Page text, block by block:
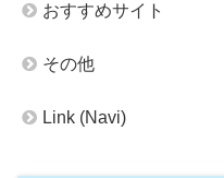
おすすめサイト
その他
Link (Navi)